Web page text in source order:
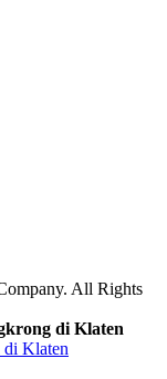
All Rights
di Klaten
di Klaten